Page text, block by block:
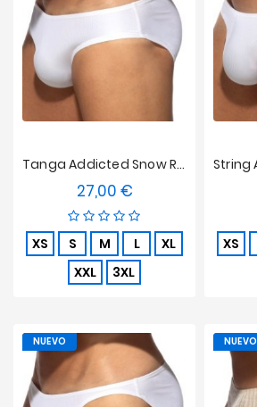
Tanga Addicted Snow Rib Edición Limitada - Blanco
27,00 €Precio
XS S M L
XL
XXL
3XL
XS
NUEVO NUEVO